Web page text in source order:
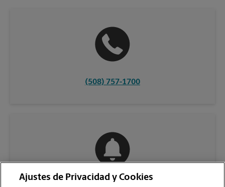
(508) 757-1700
Ajustes de Privacidad y Cookies